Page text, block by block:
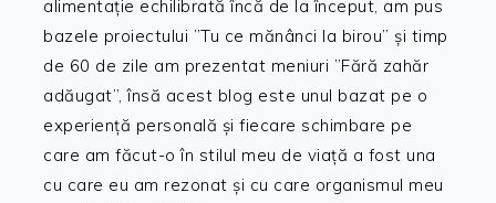
alimentație echilibrată încă de la început, am pus
bazele proiectului ”Tu ce mănânci la birou” și timp
de 60 de zile am prezentat meniuri ”Fără zahăr
adăugat”, însă acest blog este unul bazat pe o
experiență personală și fiecare schimbare pe
care am făcut-o în stilul meu de viață a fost una
cu care eu am rezonat și cu care organismul meu